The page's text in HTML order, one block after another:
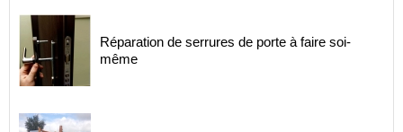
Réparation de serrures de porte à faire soi-
même